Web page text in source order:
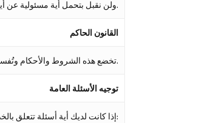
ولن نقبل بتحمل أية مسئولية عن أية خسائر، أو انقطاع، أو تلف للبيانات أو جهاز الحاسوب الخاص بك التي قد تحدث أثناء استخدام مواد مصدرها هذه المنصة الرقمية.
القانون الحاكم
تخضع هذه الشروط والأحكام وتُفسر وفقاً لقوانين دولة الإمارات العربية المتحدة. وتخضع جميع النزاعات إلى الفصل من قِبل المحاكم الاتحادية في دولة الإمارات العربية المتحدة.
توجيه الأسئلة العامة
إذا كانت لديك أية أسئلة تتعلق بالخدمات المقدمة من المنصة الرقمية ، يُرجى إرسالها إلى: